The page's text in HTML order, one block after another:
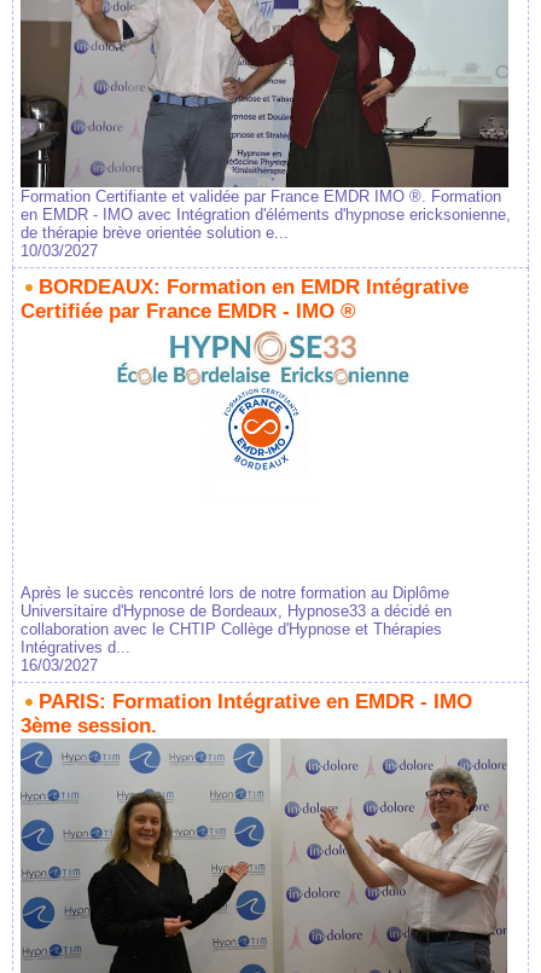
Formation Certifiante et validée par France EMDR IMO ®. Formation
en EMDR - IMO avec Intégration d'éléments d'hypnose ericksonienne,
de thérapie brève orientée solution e...
10/03/2027
BORDEAUX: Formation en EMDR Intégrative
Certifiée par France EMDR - IMO ®
Après le succès rencontré lors de notre formation au Diplôme
Universitaire d'Hypnose de Bordeaux, Hypnose33 a décidé en
collaboration avec le CHTIP Collège d'Hypnose et Thérapies
Intégratives d...
16/03/2027
PARIS: Formation Intégrative en EMDR - IMO
3ème session.